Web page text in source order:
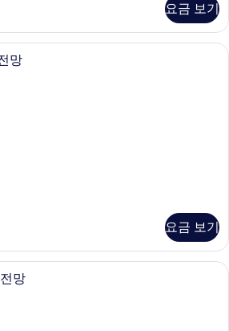
요금 보기
2 개의 침실, 이탈리아 프레떼 시트, 고
망
요금 보기
2 개의 침실, 이탈리아 프레떼 시트, 고
망